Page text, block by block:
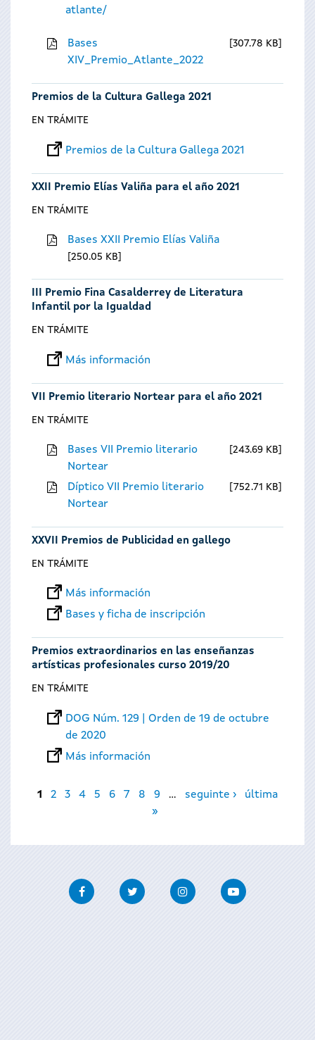
atlante/
Bases
XIV_Premio_Atlante_2022
307.78 KB
Premios de la Cultura Gallega 2021
EN TRÁMITE
Premios de la Cultura Gallega 2021
XXII Premio Elías Valiña para el año 2021
EN TRÁMITE
Bases XXII Premio Elías Valiña
250.05 KB
III Premio Fina Casalderrey de Literatura
Infantil por la Igualdad
EN TRÁMITE
Más información
VII Premio literario Nortear para el año 2021
EN TRÁMITE
Bases VII Premio literario
Nortear
243.69 KB
Díptico VII Premio literario
Nortear
752.71 KB
XXVII Premios de Publicidad en gallego
EN TRÁMITE
Más información
Bases y ficha de inscripción
Premios extraordinarios en las enseñanzas
artísticas profesionales curso 2019/20
EN TRÁMITE
DOG Núm. 129 | Orden de 19 de octubre
de 2020
Más información
Páginas
1 2 3 4 5 6 7 8 9 … seguinte ›
última
»
FacebookTwitter InstagramYoutube